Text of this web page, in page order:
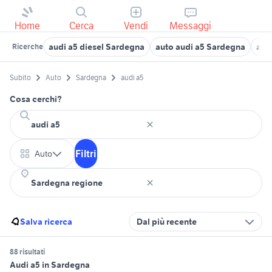
Home Cerca Vendi Messaggi
Ricerche audi a5 diesel Sardegna auto audi a5 Sardegna
Subito Auto Sardegna audi a5
Cosa cerchi?
Auto Filtri
Salva ricerca Dal più recente
88 risultati
Audi a5 in Sardegna